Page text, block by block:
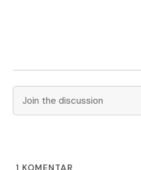
1 KOMENTAR